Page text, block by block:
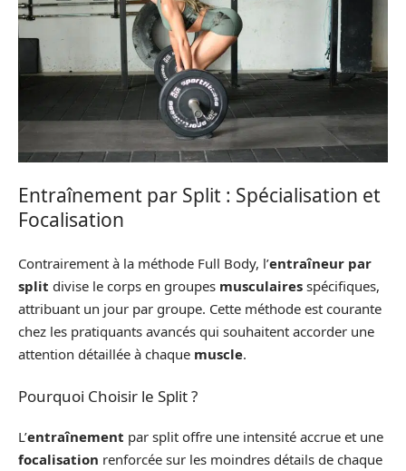
Entraînement par Split : Spécialisation et
Focalisation
Contrairement à la méthode Full Body, l’entraîneur par
split divise le corps en groupes musculaires spécifiques,
attribuant un jour par groupe. Cette méthode est courante
chez les pratiquants avancés qui souhaitent accorder une
attention détaillée à chaque muscle.
Pourquoi Choisir le Split ?
L’entraînement par split offre une intensité accrue et une
focalisation renforcée sur les moindres détails de chaque